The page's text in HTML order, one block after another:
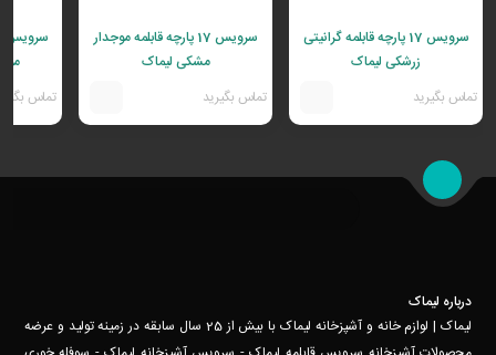
سرویس 17 پارچه قابلمه گرانیتی
زرشکی لیماک
تماس بگیرید
سرویس 17 پارچه قابلمه موجدار
مشکی لیماک
تماس بگیرید
تماس
درباره لیماک
لیماک | لوازم خانه و آشپزخانه لیماک با بیش از 25 سال سابقه در زمینه تولید و عرضه